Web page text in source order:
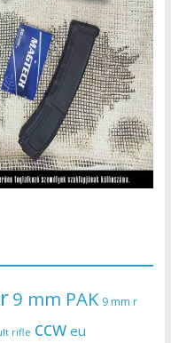
9 mm PAK 9 mm r
rifle ccw eu